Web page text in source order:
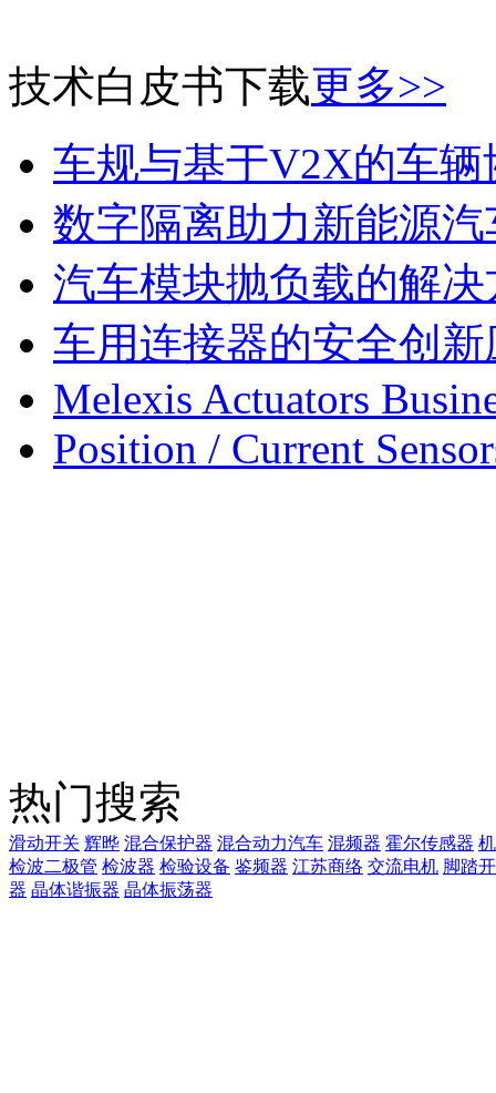
技术白皮书下载更多>>
车规与基于V2X的车
数字隔离助力新能源
汽车模块抛负载的解决
车用连接器的安全创新
Melexis Actuators
Position / Current
热门搜索
滑动开关 辉晔 混合保护器 混合动力汽车 混频器 霍尔传感器
检波二极管 检波器 检验设备 鉴频器 江苏商络 交流电机 脚踏
器 晶体谐振器 晶体振荡器